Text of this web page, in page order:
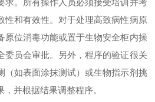
求。所有操作人员必须接受培训并考
性和有效性。对于处理高致病性病原
原位消毒功能或置于生物安全柜内操
委员会审批。另外，程序的验证很关
（如表面涂抹测试）或生物指示剂挑
并根据结果调整程序。